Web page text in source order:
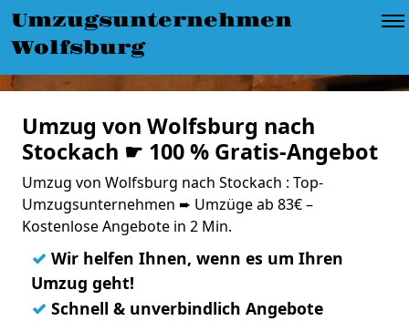
Umzugsunternehmen
Wolfsburg
Umzug von Wolfsburg nach
Stockach ☛ 100 % Gratis-Angebot
Umzug von Wolfsburg nach Stockach : Top-
Umzugsunternehmen ➨ Umzüge ab 83€ –
Kostenlose Angebote in 2 Min.
✓ Wir helfen Ihnen, wenn es um Ihren
Umzug geht!
✓ Schnell & unverbindlich Angebote